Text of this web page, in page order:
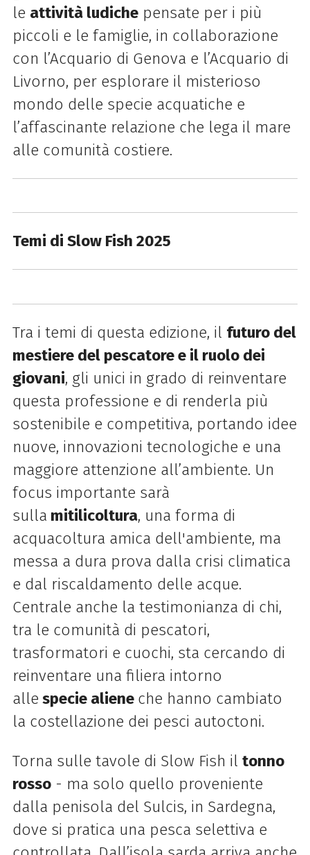
le attività ludichepensate per i più
piccoli e le famiglie, in collaborazione
con l’Acquario di Genova e l’Acquario di
Livorno, per esplorare il misterioso
mondo delle specie acquatiche e
l’affascinante relazione che lega il mare
alle comunità costiere.
Temi di Slow Fish 2025
Tra i temi di questa edizione, il futuro del
mestiere del pescatore e il ruolo dei
giovani, gli unici in grado di reinventare
questa professione e di renderla più
sostenibile e competitiva, portando idee
nuove, innovazioni tecnologiche e una
maggiore attenzione all’ambiente. Un
focus importante sarà
sulla mitilicoltura, una forma di
acquacoltura amica dell'ambiente, ma
messa a dura prova dalla crisi climatica
e dal riscaldamento delle acque.
Centrale anche la testimonianza di chi,
tra le comunità di pescatori,
trasformatori e cuochi, sta cercando di
reinventare una filiera intorno
alle specie aliene che hanno cambiato
la costellazione dei pesci autoctoni.
Torna sulle tavole di Slow Fish il tonno
rosso- ma solo quello proveniente
dalla penisola del Sulcis, in Sardegna,
dove si pratica una pesca selettiva e